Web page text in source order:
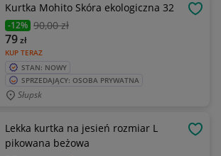
Kurtka Mohito Skóra ekologiczna 32
-12% 90,00 zł
KUP TERAZ
79zł
STAN: NOWY
SPRZEDAJĄCY: OSOBA PRYWATNA
Słupsk
Lekka kurtka na jesień rozmiar L
pikowana beżowa